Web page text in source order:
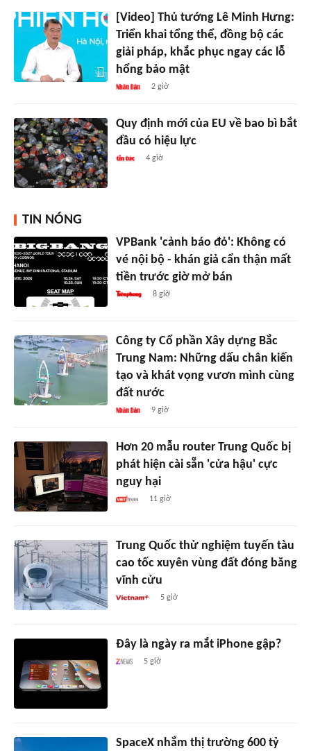
[Video] Thủ tướng Lê Minh Hưng:
Triển khai tổng thể, đồng bộ các
giải pháp, khắc phục ngay các lỗ
hổng bảo mật
2 giờ
Quy định mới của EU về bao bì bắt
đầu có hiệu lực
4 giờ
TIN NÓNG
VPBank 'cảnh báo đỏ': Không có
vé nội bộ - khán giả cẩn thận mất
tiền trước giờ mở bán
8 giờ
Công ty Cổ phần Xây dựng Bắc
Trung Nam: Những dấu chân kiến
tạo và khát vọng vươn mình cùng
đất nước
9 giờ
Hơn 20 mẫu router Trung Quốc bị
phát hiện cài sẵn 'cửa hậu' cực
nguy hại
11 giờ
Trung Quốc thử nghiệm tuyến tàu
cao tốc xuyên vùng đất đóng băng
vĩnh cửu
5 giờ
Đây là ngày ra mắt iPhone gập?
5 giờ
SpaceX nhắm thị trường 600 tỷ